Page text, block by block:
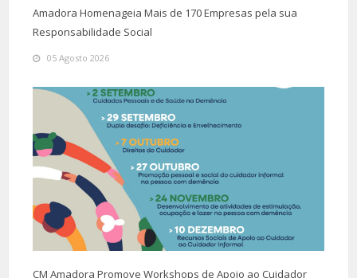
Amadora Homenageia Mais de 170 Empresas pela sua
Responsabilidade Social
05 Agosto 2026
CM Amadora Promove Workshops de Apoio ao Cuidador